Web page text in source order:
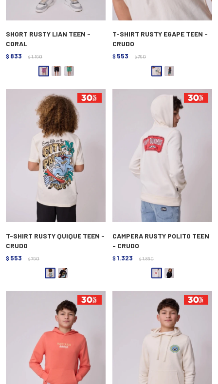
SHORT RUSTY LIAN TEEN -
CORAL
$ 833 $ 1.190
T-SHIRT RUSTY EGAPE TEEN -
CRUDO
$ 553 $ 790
T-SHIRT RUSTY QUIQUE TEEN -
CRUDO
$ 553 $ 790
CAMPERA RUSTY POLITO TEEN
- CRUDO
$ 1.323 $ 1.890